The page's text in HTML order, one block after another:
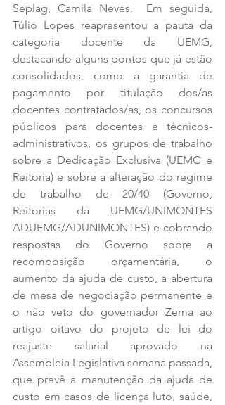
Seplag, Camila Neves.  Em seguida,
Túlio Lopes reapresentou a pauta da
categoria docente da UEMG,
destacando alguns pontos que já estão
consolidados, como a garantia de
pagamento por titulação dos/as
docentes contratados/as, os concursos
públicos para docentes e técnicos-
administrativos, os grupos de trabalho
sobre a Dedicação Exclusiva (UEMG e
Reitoria) e sobre a alteração do regime
de trabalho de 20/40 (Governo,
Reitorias da UEMG/UNIMONTES
ADUEMG/ADUNIMONTES) e cobrando
respostas do Governo sobre a
recomposição orçamentária, o
aumento da ajuda de custo, a abertura
de mesa de negociação permanente e
o não veto do governador Zema ao
artigo oitavo do projeto de lei do
reajuste salarial aprovado na
Assembleia Legislativa semana passada,
que prevê a manutenção da ajuda de
custo em casos de licença luto, saúde,